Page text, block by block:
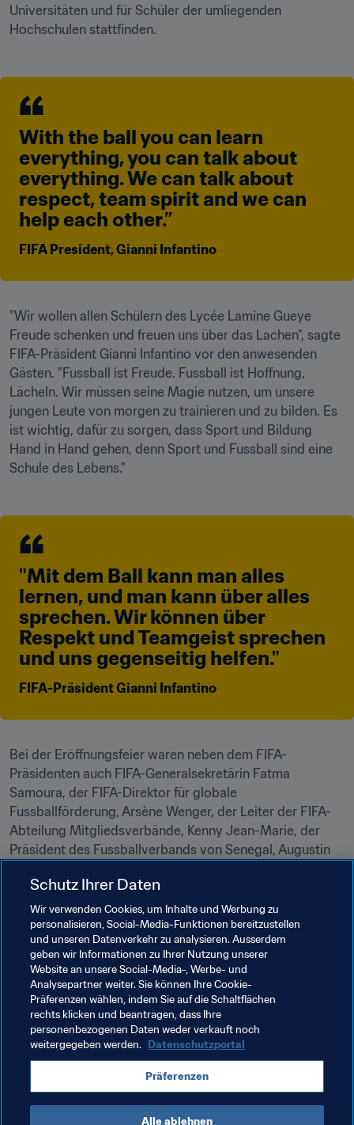
Universitäten und für Schüler der umliegenden
Hochschulen stattfinden.
With the ball you can learn
everything, you can talk about
everything. We can talk about
respect, team spirit and we can
help each other.”
FIFA President, Gianni Infantino
"Wir wollen allen Schülern des Lycée Lamine Gueye
Freude schenken und freuen uns über das Lachen", sagte
FIFA-Präsident Gianni Infantino vor den anwesenden
Gästen. "Fussball ist Freude. Fussball ist Hoffnung,
Lächeln. Wir müssen seine Magie nutzen, um unsere
jungen Leute von morgen zu trainieren und zu bilden. Es
ist wichtig, dafür zu sorgen, dass Sport und Bildung
Hand in Hand gehen, denn Sport und Fussball sind eine
Schule des Lebens."
"Mit dem Ball kann man alles
lernen, und man kann über alles
sprechen. Wir können über
Respekt und Teamgeist sprechen
und uns gegenseitig helfen."
FIFA-Präsident Gianni Infantino
Bei der Eröffnungsfeier waren neben dem FIFA-
Präsidenten auch FIFA-Generalsekretärin Fatma
Samoura, der FIFA-Direktor für globale
Fussballförderung, Arsène Wenger, der Leiter der FIFA-
Abteilung Mitgliedsverbände, Kenny Jean-Marie, der
Präsident des Fussballverbands von Senegal, Augustin
Leiter des Lycée Lamine Gueye, Aissatou Sy, zugegen.
Verwandte Themen
Förderung des Fussballs FIFA Forward
FIFA-Präsident Organisation Senegal
CAF
Schutz Ihrer Daten
Wir verwenden Cookies, um Inhalte und Werbung zu
personalisieren, Social-Media-Funktionen bereitzustellen
und unseren Datenverkehr zu analysieren. Ausserdem
geben wir Informationen zu Ihrer Nutzung unserer
Website an unsere Social-Media-, Werbe- und
Analysepartner weiter. Sie können Ihre Cookie-
Präferenzen wählen, indem Sie auf die Schaltflächen
rechts klicken und beantragen, dass Ihre
personenbezogenen Daten weder verkauft noch
weitergegeben werden. Datenschutzportal
Präferenzen
Alle ablehnen